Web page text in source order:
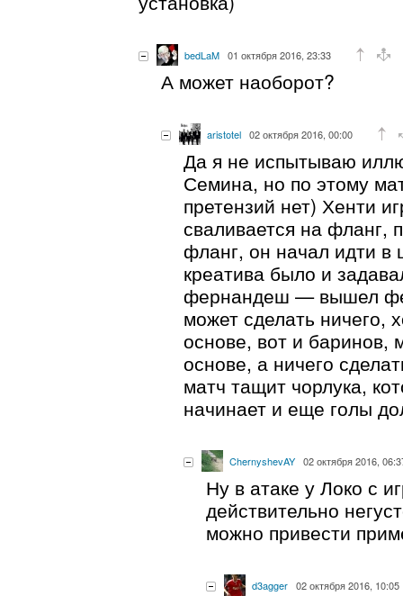
bedLaM 01 октября 2016, 23:33
А может наоборот?
aristotel 02 октября 2016, 00:00
Да я не испытываю
Семина, но по этому
претензий нет) Хенти
сваливается на фланг,
фланг, он начал идти в
креатива было и
фернандеш — вышел
может сделать ничего,
основе, вот и баринов,
основе, а ничего
матч тащит чорлука,
начинает и еще голы
ChernyshevAY 02 октября 2016,
Ну в атаке у Локо с
действительно
можно привести
d3agger 02 октября 2016, 10:05